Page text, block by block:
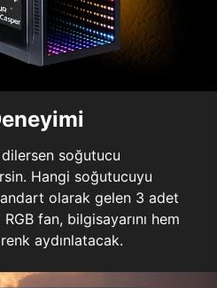
dilersen soğutucu
Hangi soğutucuyu
olarak gelen 3 adet
fan, bilgisayarını hem
aydınlatacak.